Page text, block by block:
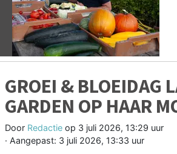
Vorige
GROEI & BLOEIDAG
GARDEN OP HAAR
Door Redactie op 3 juli 2026, 13:29 uur
· Aangepast: 3 juli 2026, 13:33 uur